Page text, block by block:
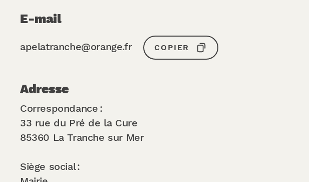
E-mail
apelatranche@orange.fr COPIER
Adresse
Correspondance :
33 rue du Pré de la Cure
85360 La Tranche sur Mer
Siège social :